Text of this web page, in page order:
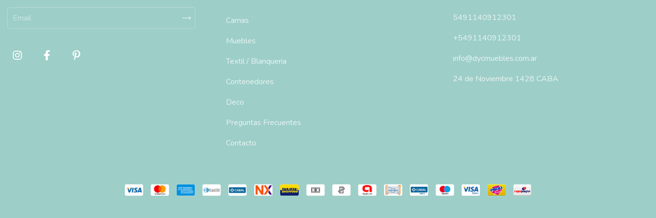
Camas
Muebles
Textil / Blanqueria
Contenedores
Deco
Preguntas Frecuentes
Contacto
5491140912301
+5491140912301
info@dycmuebles.com.ar
24 de Noviembre 1428 CABA